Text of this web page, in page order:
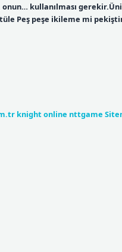
kullanılması
Peş peşe ikileme mi
knight online nttgame